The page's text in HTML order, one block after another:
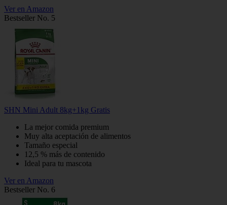
Ver en Amazon
Bestseller No. 5
SHN Mini Adult 8kg+1kg Gratis
La mejor comida premium
Muy alta aceptación de alimentos
Tamaño especial
12,5 % más de contenido
Ideal para tu mascota
Ver en Amazon
Bestseller No. 6